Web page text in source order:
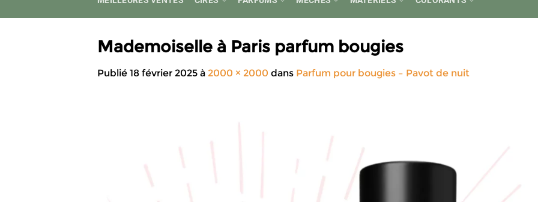
Mademoiselle à Paris parfum bougies
Publié 18 février 2025 à 2000 × 2000 dans Parfum pour bougies – Pavot de nuit